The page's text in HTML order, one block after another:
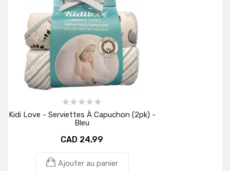
Kidi Love - Serviettes À Capuchon (2pk) -
Bleu
CAD 24,99
Ajouter au panier